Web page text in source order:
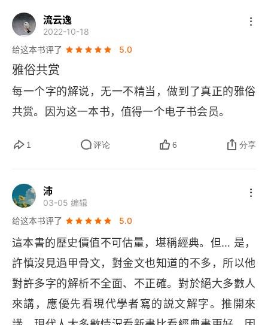
卷十
卷十一
卷十二
卷十五
卷十六
卷十七
卷十八
卷十九
流云逸
2022-10-18
给这本书评了
5.0
雅俗共赏
每一个字的解说，无一不精当，做到了真正的雅俗
共赏。因为这一本书，值得一个电子书会员。
1 评论 6 分享
沛
03-05 编辑
给这本书评了
5.0
這本書的歷史價值不可估量，堪稱經典。但… 是，
許慎沒見過甲骨文，對金文也知道的不多，所以他
對許多字的解析不全面、不正確。對於絕大多數人
來講，應優先看現代學者寫的説文解字。推開來